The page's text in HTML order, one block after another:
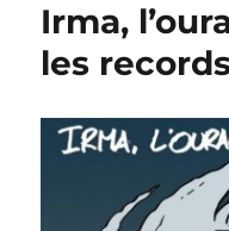
Irma,
les